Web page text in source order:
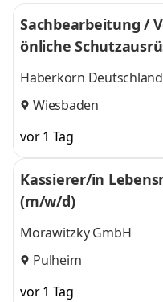
Sachbearbeitung /
önliche
Haberkorn
Wiesbaden
vor 1 Tag
Kassierer/in
(m/w/d)
Morawitzky GmbH
Pulheim
vor 1 Tag